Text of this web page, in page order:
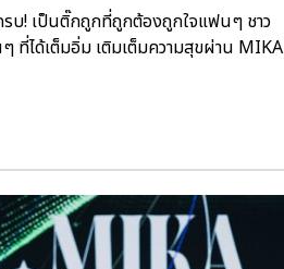
บ! เป็นติ๊กถูกที่ถูกต้องถูกใจแฟนๆ ชาว
ที่ได้เต็มอิ่ม เติมเต็มความสุขผ่าน MIKA